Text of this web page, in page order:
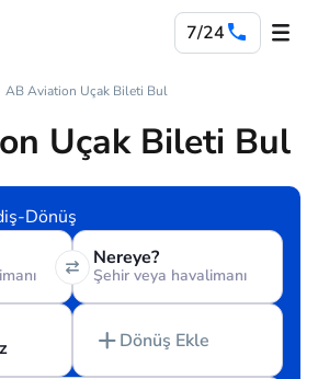
7/24
AB Aviation Uçak Bileti Bul
Uçak Bileti Bul
Dönüş
Nereye?
Şehir veya havalimanı
Dönüş Ekle